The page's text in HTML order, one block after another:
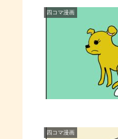
四コマ漫画
四コマ漫画